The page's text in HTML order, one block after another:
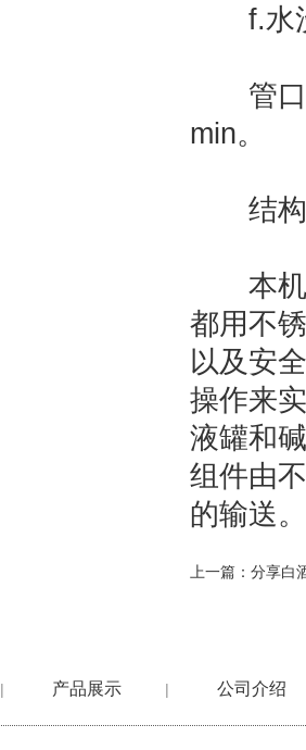
f.水洗
管口
min。
结构
本机
都用不
以及安
操作来
液罐和
组件由
的输送。
上一篇： 分享白
| 产品展示 | 公司介绍